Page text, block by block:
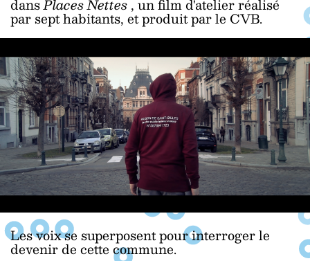
dansPlaces Nettes, un film d'atelier réalisé
par sept habitants, et produit par le CVB.
Les voix se superposent pour interroger le
devenir de cette commune.